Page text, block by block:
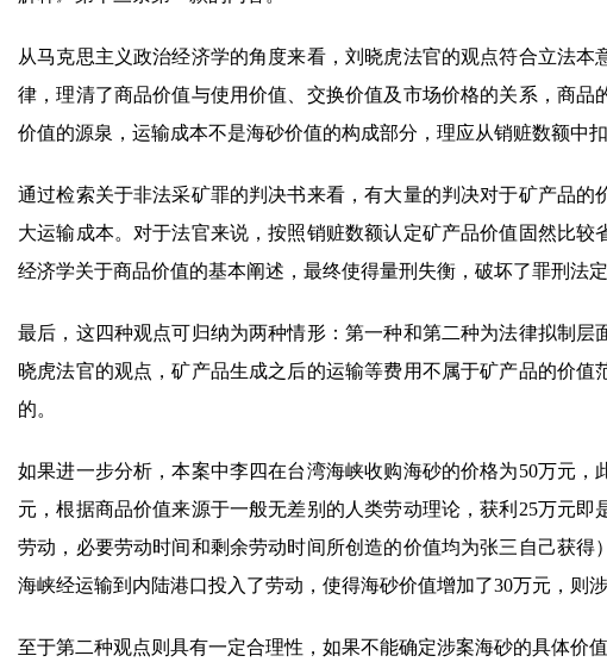
从马克思主义政治经济学的角度来看，刘晓虎法官的观点符合立法
律，理清了商品价值与使用价值、交换价值及市场价格的关系，商
价值的源泉，运输成本不是海砂价值的构成部分，理应从销赃数额中扣
通过检索关于非法采矿罪的判决书来看，有大量的判决对于矿产品
大运输成本。对于法官来说，按照销赃数额认定矿产品价值固然比
经济学关于商品价值的基本阐述，最终使得量刑失衡，破坏了罪刑法定
最后，这四种观点可归纳为两种情形：第一种和第二种为法律拟制
晓虎法官的观点，矿产品生成之后的运输等费用不属于矿产品的价
的。
如果进一步分析，本案中李四在台湾海峡收购海砂的价格为50万元
元，根据商品价值来源于一般无差别的人类劳动理论，获利25万元
劳动，必要劳动时间和剩余劳动时间所创造的价值均为张三自己获
海峡经运输到内陆港口投入了劳动，使得海砂价值增加了30万元，则
至于第二种观点则具有一定合理性，如果不能确定涉案海砂的具体价